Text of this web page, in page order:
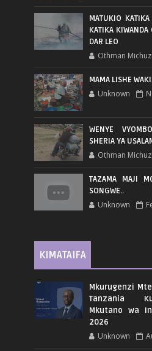
MATUKIO
KATIKA KIWANDA
DAR LEO
Othman Michuzi
MAMA LISHE
Unknown
WENYE
SHERIA YA
Othman Michuzi
TAZAMA MAJI
SONGWE..
Unknown
KIMATAIFA
Mkurugenzi
Tanzania
Mkutano wa
2026
Unknown